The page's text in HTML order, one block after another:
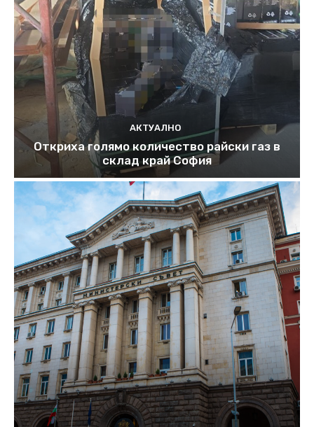
АКТУАЛНО
Откриха голямо количество райски газ в
склад край София